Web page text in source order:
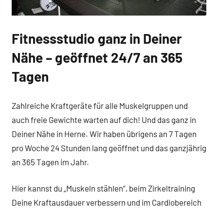
Fitnessstudio ganz in Deiner
Nähe – geöffnet 24/7 an 365
Tagen
Zahlreiche Kraftgeräte für alle Muskelgruppen und
auch freie Gewichte warten auf dich! Und das ganz in
Deiner Nähe in Herne. Wir haben übrigens an 7 Tagen
pro Woche 24 Stunden lang geöffnet und das ganzjährig
an 365 Tagen im Jahr.
Hier kannst du „Muskeln stählen“, beim Zirkeltraining
Deine Kraftausdauer verbessern und im Cardiobereich